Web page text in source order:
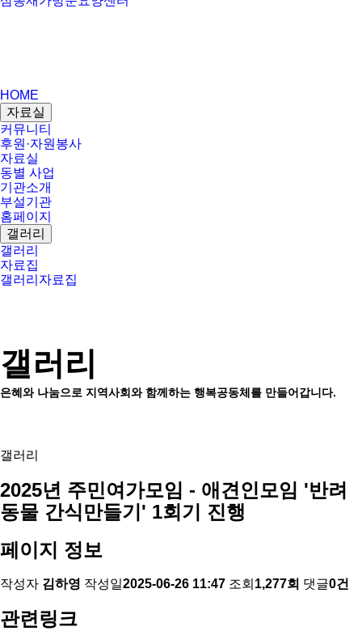
HOME
자료실
커뮤니티
후원·자원봉사
자료실
동별 사업
기관소개
부설기관
홈페이지
갤러리
갤러리
자료집
갤러리 자료집
갤러리
은혜와 나눔으로 지역사회와 함께하는 행복공동체를 만들어갑니다.
갤러리
2025년 주민여가모임 - 애견인모임 '반려
동물 간식만들기' 1회기 진행
페이지 정보
작성자 김하영 작성일2025-06-26 11:47 조회 1,277회 댓글0건
관련링크